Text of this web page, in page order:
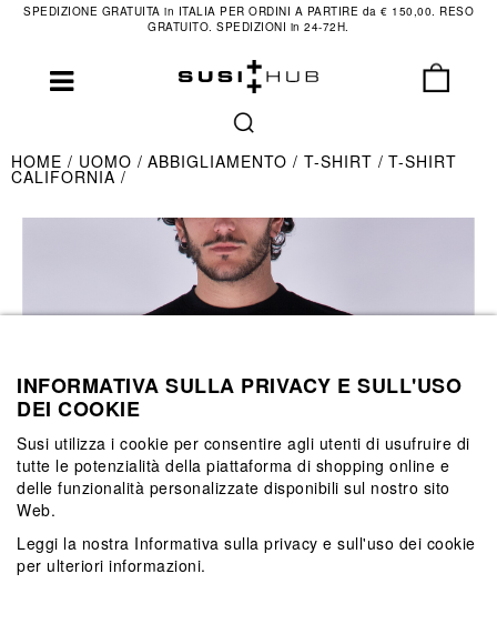
SPEDIZIONE GRATUITA in ITALIA PER ORDINI A PARTIRE da € 150,00. RESO
GRATUITO. SPEDIZIONI in 24-72H.
HOME UOMO ABBIGLIAMENTO T-SHIRT T-SHIRT
CALIFORNIA
INFORMATIVA SULLA PRIVACY E SULL'USO
DEI COOKIE
Susi utilizza i cookie per consentire agli utenti di usufruire di
tutte le potenzialità della piattaforma di shopping online e
delle funzionalità personalizzate disponibili sul nostro sito
Web.
Leggi la nostra Informativa sulla privacy e sull'uso dei cookie
per ulteriori informazioni.